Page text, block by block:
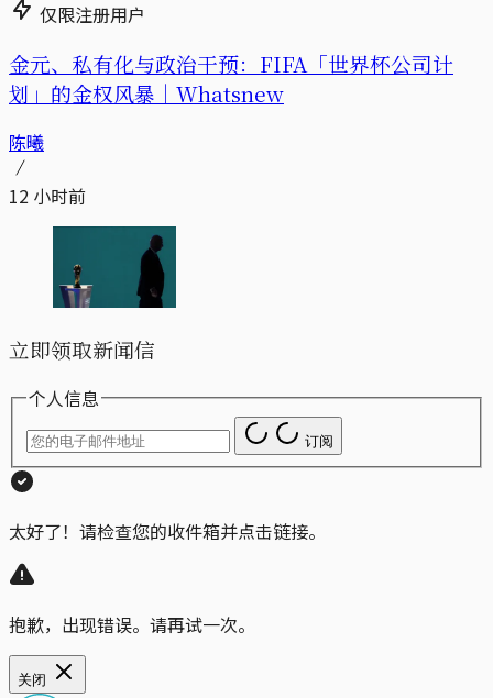
仅限注册用户
金元、私有化与政治干预：FIFA「世界杯公司计
划」的金权风暴｜Whatsnew
陈曦
12 小时前
立即领取新闻信
个人信息
订阅
太好了！请检查您的收件箱并点击链接。
抱歉，出现错误。请再试一次。
关闭